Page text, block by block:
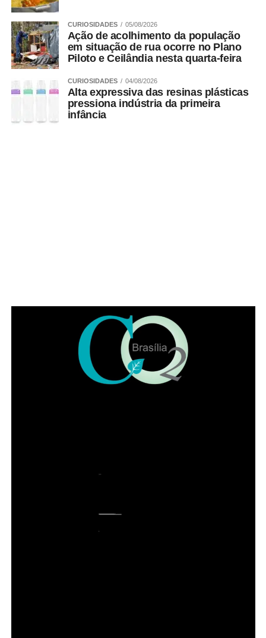
CURIOSIDADES 05/08/2026
Ação de acolhimento da população
em situação de rua ocorre no Plano
Piloto e Ceilândia nesta quarta-feira
CURIOSIDADES 04/08/2026
Alta expressiva das resinas plásticas
pressiona indústria da primeira
infância